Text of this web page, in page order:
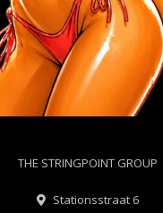
THE STRINGPOINT GROUP
Stationsstraat 6